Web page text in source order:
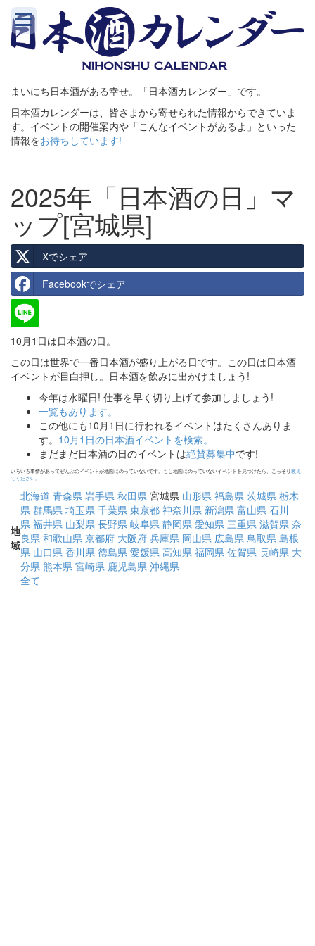
まいにち日本酒がある幸せ。「日本酒カレンダー」です。
日本酒カレンダーは、皆さまから寄せられた情報からできていま
す。イベントの開催案内や「こんなイベントがあるよ」といった
情報をお待ちしています!
2025年「日本酒の日」マ
ップ[宮城県]
Xでシェア
Facebookでシェア
10月1日は日本酒の日。
この日は世界で一番日本酒が盛り上がる日です。この日は日本酒
イベントが目白押し。日本酒を飲みに出かけましょう!
今年は水曜日! 仕事を早く切り上げて参加しましょう!
一覧もあります。
この他にも10月1日に行われるイベントはたくさんありま
す。 10月1日の日本酒イベントを検索。
まだまだ日本酒の日のイベントは絶賛募集中です!
いろいろ事情があってぜんぶのイベントが地図にのっていないです。もし地図にのっていないイベントを見つけたら、こっそり教え
てください。
地
域
北海道 青森県 岩手県 秋田県 宮城県 山形県 福島県 茨城県 栃木
県 群馬県 埼玉県 千葉県 東京都 神奈川県 新潟県 富山県 石川
県 福井県 山梨県 長野県 岐阜県 静岡県 愛知県 三重県 滋賀県 奈
良県 和歌山県 京都府 大阪府 兵庫県 岡山県 広島県 鳥取県 島根
県 山口県 香川県 徳島県 愛媛県 高知県 福岡県 佐賀県 長崎県 大
分県 熊本県 宮崎県 鹿児島県 沖縄県
全て